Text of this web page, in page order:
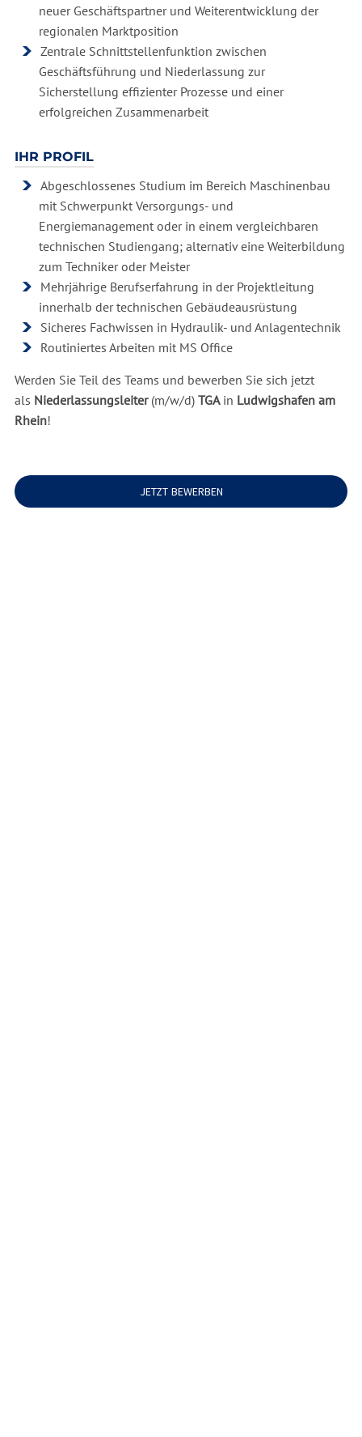
neuer Geschäftspartner und Weiterentwicklung der
regionalen Marktposition
Zentrale Schnittstellenfunktion zwischen
Geschäftsführung und Niederlassung zur
Sicherstellung effizienter Prozesse und einer
erfolgreichen Zusammenarbeit
IHR PROFIL
Abgeschlossenes Studium im Bereich Maschinenbau
mit Schwerpunkt Versorgungs- und
Energiemanagement oder in einem vergleichbaren
technischen Studiengang; alternativ eine Weiterbildung
zum Techniker oder Meister
Mehrjährige Berufserfahrung in der Projektleitung
innerhalb der technischen Gebäudeausrüstung
Sicheres Fachwissen in Hydraulik- und Anlagentechnik
Routiniertes Arbeiten mit MS Office
Werden Sie Teil des Teams und bewerben Sie sich jetzt
als Niederlassungsleiter (m/w/d) TGAin Ludwigshafen am
Rhein!
JETZT BEWERBEN